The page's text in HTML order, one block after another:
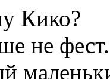
Кико?
не